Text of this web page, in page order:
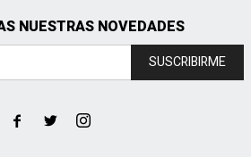
NUESTRAS NOVEDADES
SUSCRIBIRME
  